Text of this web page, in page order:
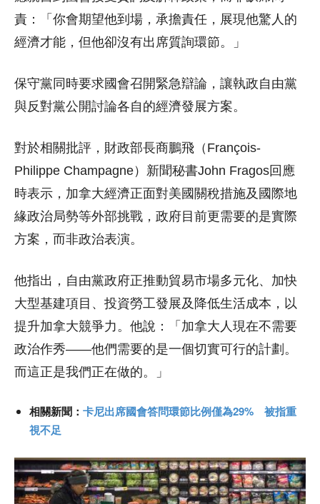
責：「你會期望他到場，承擔責任，展現他驚人的
經濟才能，但他卻沒有出席質詢環節。」
保守黨同時要求國會召開緊急辯論，讓執政自由黨
與反對黨公開討論各自的經濟發展方案。
對於相關批評，財政部長商鵬飛（François-
Philippe Champagne）新聞秘書John Fragos回應
時表示，加拿大經濟正面對美國關稅措施及國際地
緣政治局勢等外部挑戰，政府目前更需要的是實際
方案，而非政治表演。
他指出，自由黨政府正推動貿易市場多元化、加快
大型基建項目、投資勞工發展及降低生活成本，以
提升加拿大競爭力。他說：「加拿大人現在不需要
政治作秀——他們需要的是一個切實可行的計劃。
而這正是我們正在做的。」
相關新聞： 卡尼出席國會答問環節比例僅為29% 被指重
視不足